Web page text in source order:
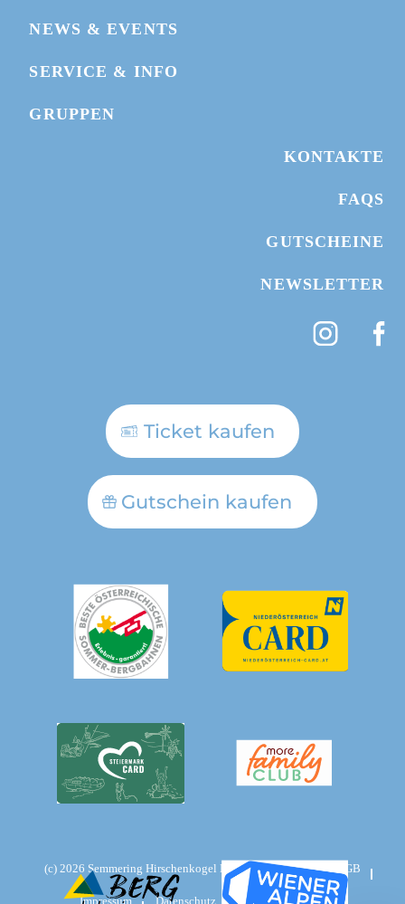
HOTEL BUCHEN
NEWS & EVENTS
SERVICE & INFO
GRUPPEN
KONTAKTE
FAQS
GUTSCHEINE
NEWSLETTER
Ticket kaufen
Gutschein kaufen
(c) 2026 Semmering Hirschenkogel Bergbahnen GmbH AGB
Impressum Datenschutz Website:weseo.at